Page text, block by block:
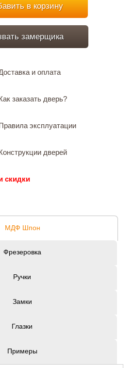
в корзину
замерщика
и оплата
заказать дверь?
эксплуатации
дверей
скидки
МДФ Шпон
Фрезеровка
Ручки
Замки
Глазки
Примеры